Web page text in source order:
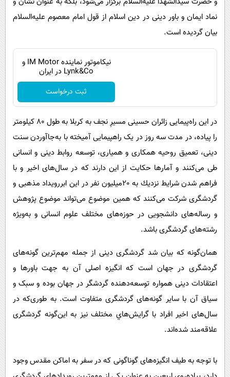
نماد ایمان و باور دینی در دین اسلام از قول امام معصوم علیه‌السلام
بیان گردیده است.
نیکاموتور نماینده IM Motor و
Lynk&Co در ایران
ثبت درخواست
در این راه‌پیمایی زائران حسینی مسیرِ نجف به کربلا به طول ۸۰ کیلومتر
را پیاده، در مدت سه روز در یک راهپیمایی آمیخته با به‌جاآوردن سنت
دینی، تعمیق روحیه همکاری و همیاری، توسعه روابط دینی و انسانی
طی می‌کنند و آمارها حکایت از این دارند که در سال‌های اخیر و با
فراهم شدن شرایط نزديك به ٢٠میلیون نفر در این ابررویداد مذهبی و
گردشگری شرکت می‌کنند که همین موضوع می‌تواند موضوع پژوهش
و رساله‌های دانشجویی در حوزه‌های مختلف علوم انسانی و به‌ویژه
رشته‌های گردشگری باشد.
همان‌گونه که بیان شد گردشگری دینی از جمله مهم‌ترین گونه‌های
گردشگری در جهان است که انگیزه اصلی آن به جهت باورها و
اعتقادات دینی همواره توسعه‌دهنده گردشگر در جهان بوده و سبک و
سیاق آن با سایر گونه‌های گردشگری متفاوت است. به طوری‌که در
سال‌های اخیر افراد با گرایش‌هاي مختلف نیز به این‌گونه گردشگری
علاقه‌مند شده‌اند.
با توجه به طیف انگیزه‌های گوناگونی که در سفر به اماکن مقدس وجود